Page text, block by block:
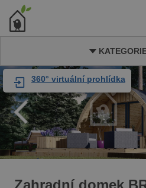
360° virtuální prohlídka
Zahradní domek